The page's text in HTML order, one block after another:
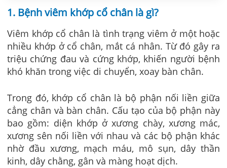
1. Bệnh viêm khớp cổ chân là gì?
Viêm khớp cổ chân là tình trạng viêm ở một hoặc
nhiều khớp ở cổ chân, mắt cá nhân. Từ đó gây ra
triệu chứng đau và cứng khớp, khiến người bệnh
khó khăn trong việc di chuyển, xoay bàn chân.
Trong đó, khớp cổ chân là bộ phận nối liền giữa
cẳng chân và bàn chân. Cấu tạo của bộ phận này
bao gồm: diện khớp ở xương chày, xương mác,
xương sên nối liền với nhau và các bộ phận khác
nhờ đầu xương, mạch máu, mô sụn, dây thần
kinh, dây chằng, gân và màng hoạt dịch.